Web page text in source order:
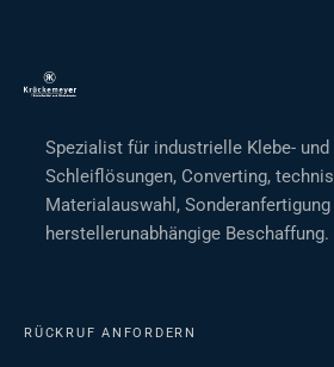
Spezialist für industrielle Klebe- und
Schleiflösungen, Converting,
Materialauswahl, Sonderanfertigung
herstellerunabhängige Beschaffung.
RÜCKRUF ANFORDERN